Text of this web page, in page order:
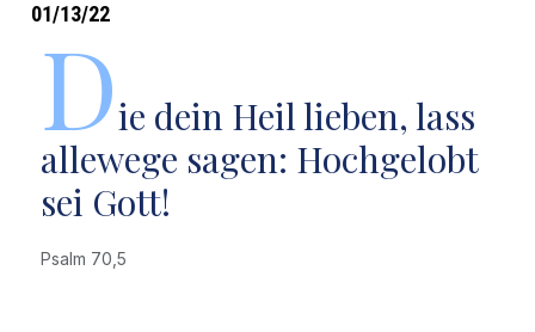
01/13/22
Die dein Heil lieben, lass
allewege sagen: Hochgelobt
sei Gott!
Psalm 70,5